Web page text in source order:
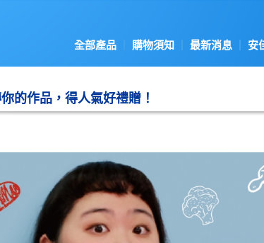
全部產品 購物須知 最新消息 安
的作品，得人氣好禮贈！